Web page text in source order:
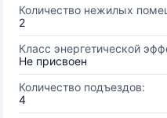
Количество нежилых
2
Класс энергетической
Не присвоен
Количество подъездов:
4